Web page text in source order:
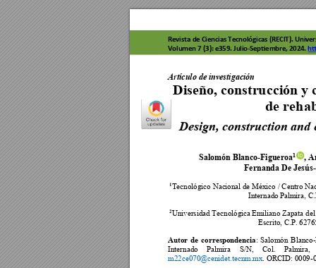
Revista de Ciencias Tecnológicas (RECIT). Uni
Volumen 7 (3): e359. Julio-Septiembre, 2024.
Artículo de investigación
Diseño, construcción y
de
Design, construction
Salomón Blanco-Figueroa1,
Fernanda De
1Tecnológico Nacional de México / Centro
Internado Palmira,
2Universidad Tecnológica Emiliano Zapata
Escrito, C.P.
Autor de correspondencia: Salomón
Internado
Palmira S/N, Col.
Palmira,
m22ce070@cenidet.tecnm.mx. ORCID: 0009-